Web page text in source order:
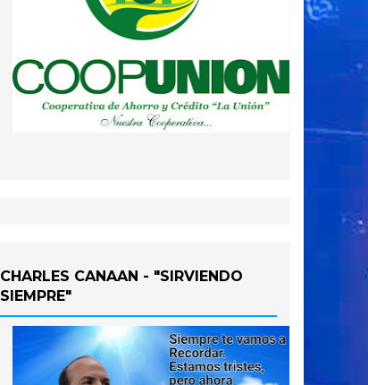
CHARLES CANAAN - "SIRVIENDO
SIEMPRE"